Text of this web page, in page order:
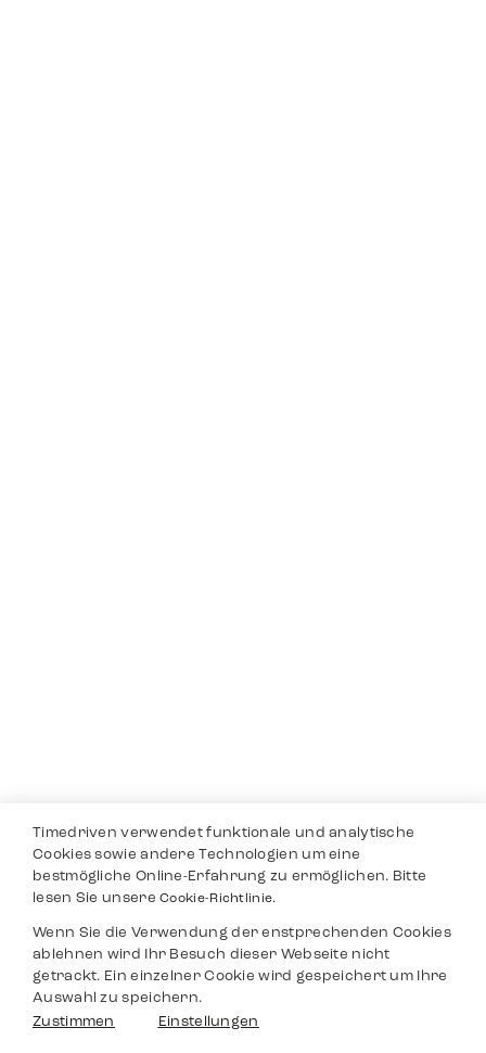
Timedriven verwendet funktionale und analytische
Cookies sowie andere Technologien um eine
bestmögliche Online-Erfahrung zu ermöglichen. Bitte
lesen Sie unsereCookie-Richtlinie.
Wenn Sie die Verwendung der enstprechenden Cookies
ablehnen wird Ihr Besuch dieser Webseite nicht
getrackt. Ein einzelner Cookie wird gespeichert um Ihre
Auswahl zu speichern.
Zustimmen
Einstellungen